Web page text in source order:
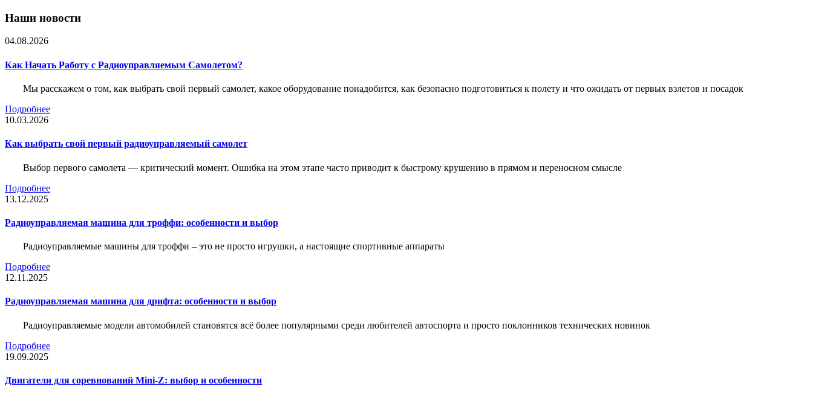
Наши новости
04.08.2026
Как Начать Работу с Радиоуправляемым Самолетом?
Мы расскажем о том, как выбрать свой первый самолет, какое оборудование понадобится, как безопасно подготовиться к полету и что ожидать от первых взлетов и посадок
Подробнее
10.03.2026
Как выбрать свой первый радиоуправляемый самолет
Выбор первого самолета — критический момент. Ошибка на этом этапе часто приводит к быстрому крушению в прямом и переносном смысле
Подробнее
13.12.2025
Радиоуправляемая машина для троффи: особенности и выбор
Радиоуправляемые машины для троффи – это не просто игрушки, а настоящие спортивные аппараты
Подробнее
12.11.2025
Радиоуправляемая машина для дрифта: особенности и выбор
Радиоуправляемые модели автомобилей становятся всё более популярными среди любителей автоспорта и просто поклонников технических новинок
Подробнее
19.09.2025
Двигатели для соревнований Mini-Z: выбор и особенности